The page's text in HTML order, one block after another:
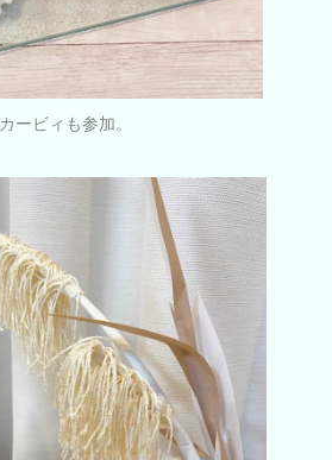
カービィも参加。